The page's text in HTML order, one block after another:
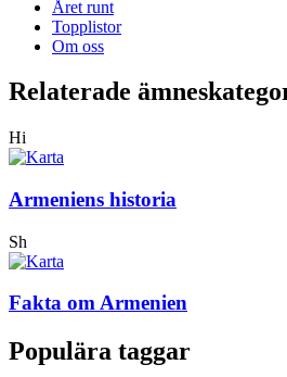
Året runt
Topplistor
Om oss
Relaterade
Hi
Armeniens historia
Sh
Fakta om Armenien
Populära taggar